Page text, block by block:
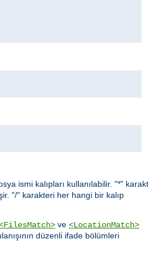
ismi kalıpları kullanılabilir. "*"
"/" karakteri her hangi bir kalıp
ve <LocationMatch>
düzenli ifade bölümleri